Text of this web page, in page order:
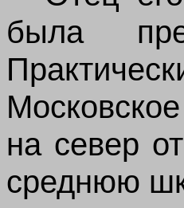
была
на север
среднюю